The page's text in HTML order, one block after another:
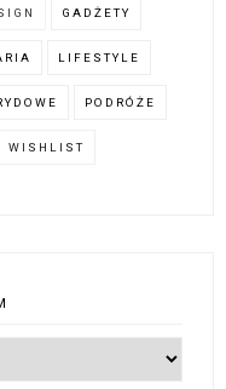
GADŻETY
LIFESTYLE
PODRÓŻE
WISHLIST